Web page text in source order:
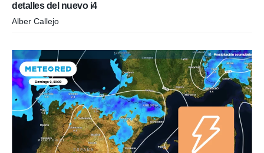
detalles del nuevo i4
Alber Callejo